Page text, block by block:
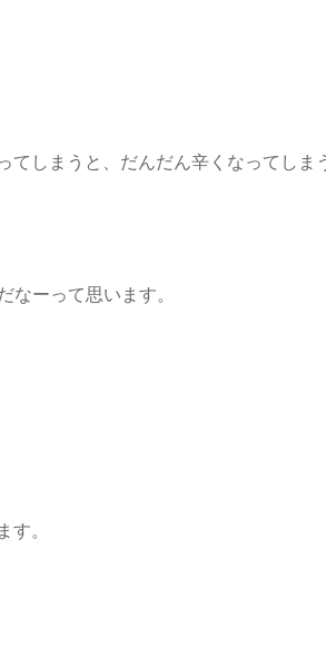
てしまうと、だんだん辛くなってしま
なーって思います。
す。